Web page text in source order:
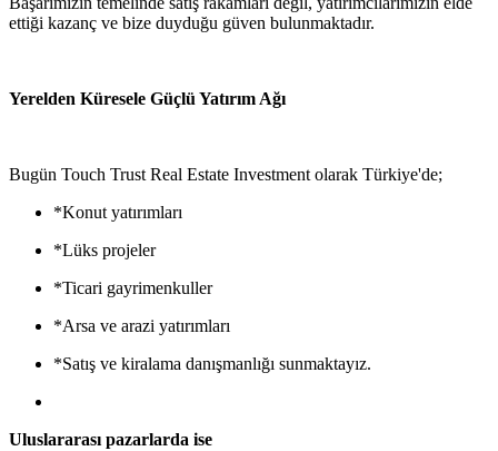
ettiği kazanç ve bize duyduğu güven bulunmaktadır.
Yerelden Küresele Güçlü Yatırım Ağı
Bugün Touch Trust Real Estate Investment olarak Türkiye'de;
*Konut yatırımları
*Lüks projeler
*Ticari gayrimenkuller
*Arsa ve arazi yatırımları
*Satış ve kiralama danışmanlığı sunmaktayız.
Uluslararası pazarlarda ise